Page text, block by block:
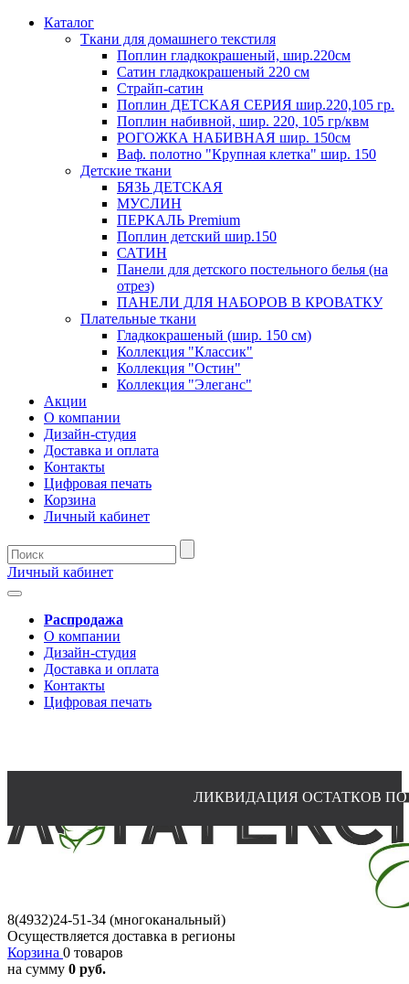
Каталог
Ткани для домашнего текстиля
Поплин гладкокрашеный, шир.220см
Сатин гладкокрашеный 220 см
Страйп-сатин
Поплин ДЕТСКАЯ СЕРИЯ шир.220,105 гр.
Поплин набивной, шир. 220, 105 гр/квм
РОГОЖКА НАБИВНАЯ шир. 150см
Ваф. полотно "Крупная клетка" шир. 150
Детские ткани
БЯЗЬ ДЕТСКАЯ
МУСЛИН
ПЕРКАЛЬ Premium
Поплин детский шир.150
САТИН
Панели для детского постельного белья (на
отрез)
ПАНЕЛИ ДЛЯ НАБОРОВ В КРОВАТКУ
Плательные ткани
Гладкокрашеный (шир. 150 см)
Коллекция "Классик"
Коллекция "Остин"
Коллекция "Элеганс"
Акции
О компании
Дизайн-студия
Доставка и оплата
Контакты
Цифровая печать
Корзина
Личный кабинет
Личный кабинет
Распродажа
О компании
Дизайн-студия
Доставка и оплата
Контакты
Цифровая печать
ЛИКВИДАЦИЯ ОСТАТКОВ ПО
8(4932)24-51-34 (многоканальный)
Осуществляется доставка в регионы
Корзина 0 товаров
на сумму 0 руб.